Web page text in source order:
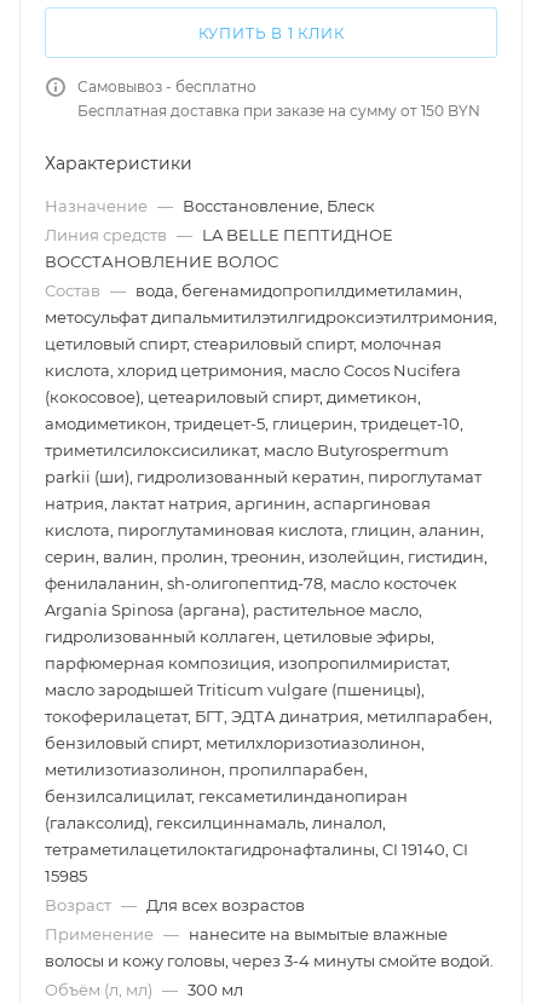
КУПИТЬ В 1 КЛИК
Самовывоз - бесплатно
Бесплатная доставка при заказе на сумму от 150 BYN
Характеристики
Назначение — Восстановление, Блеск
Линия средств — LA BELLE ПЕПТИДНОЕ
ВОССТАНОВЛЕНИЕ ВОЛОС
Состав — вода, бегенамидопропилдиметиламин,
метосульфат дипальмитилэтилгидроксиэтилтримония,
цетиловый спирт, стеариловый спирт, молочная
кислота, хлорид цетримония, масло Cocos Nucifera
(кокосовое), цетеариловый спирт, диметикон,
амодиметикон, тридецет-5, глицерин, тридецет-10,
триметилсилоксисиликат, масло Butyrospermum
parkii (ши), гидролизованный кератин, пироглутамат
натрия, лактат натрия, аргинин, аспаргиновая
кислота, пироглутаминовая кислота, глицин, аланин,
серин, валин, пролин, треонин, изолейцин, гистидин,
фенилаланин, sh-олигопептид-78, масло косточек
Argania Spinosa (аргана), растительное масло,
гидролизованный коллаген, цетиловые эфиры,
парфюмерная композиция, изопропилмиристат,
масло зародышей Triticum vulgare (пшеницы),
токоферилацетат, БГТ, ЭДТА динатрия, метилпарабен,
бензиловый спирт, метилхлоризотиазолинон,
метилизотиазолинон, пропилпарабен,
бензилсалицилат, гексаметилинданопиран
(галаксолид), гексилциннамаль, линалол,
тетраметилацетилоктагидронафталины, CI 19140, CI
15985
Возраст — Для всех возрастов
Применение — нанесите на вымытые влажные
волосы и кожу головы, через 3-4 минуты смойте водой.
Объём (л, мл) — 300 мл